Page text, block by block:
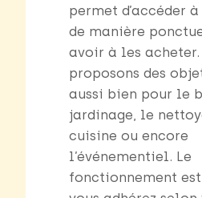
permet d’accéder
de manière
avoir à les acheter.
proposons des
aussi bien pour le
jardinage, le
cuisine ou encore
l’événementiel. Le
fonctionnement